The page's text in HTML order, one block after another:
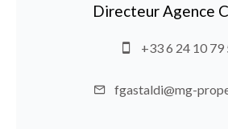
Directeur Agence
+33 6 24 10 79
fgastaldi@mg-